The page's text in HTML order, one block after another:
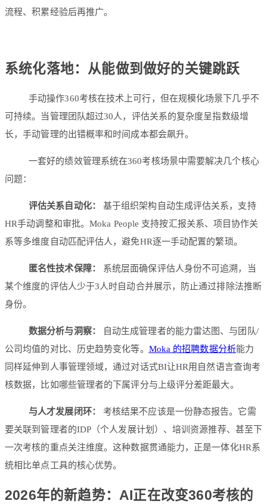
流程、积累经验后再推广。
系统化落地：从能做到做好的关键跳跃
手动操作360考核在技术上可行，但在规模化场景下几乎不
可持续。当管理团队超过30人，评估关系的复杂度呈指数级增
长，手动管理的出错概率和时间成本都会飙升。
一套好的绩效管理系统在360考核场景中需要解决几个核心
问题：
评估关系自动化：
基于组织架构自动生成评估关系，支持
HR手动调整和审批。Moka People 支持按汇报关系、项目协作关
系等多维度自动匹配评估人，避免HR逐一手动配置的繁琐。
匿名性技术保障：
系统层面确保评估人身份不可追溯，当
某个维度的评估人少于3人时自动合并展示，防止通过排除法推断
身份。
数据分析与洞察：
自动生成管理者的能力雷达图、与团队/
公司均值的对比、历史趋势变化等。 Moka 的招聘数据分析能力
同样延伸到人事管理领域，通过对话式BI让HR用自然语言查询考
核数据，比如哪些管理者的下属评分与上级评分差距最大。
与人才发展闭环：
考核结果不应该是一份静态报告。它需
要关联到管理者的IDP（个人发展计划）、培训资源推荐、甚至下
一次考核的重点关注维度。这种数据贯通能力，正是一体化HR系
统相比单点工具的核心优势。
2026年的新趋势：AI正在改变360考核的